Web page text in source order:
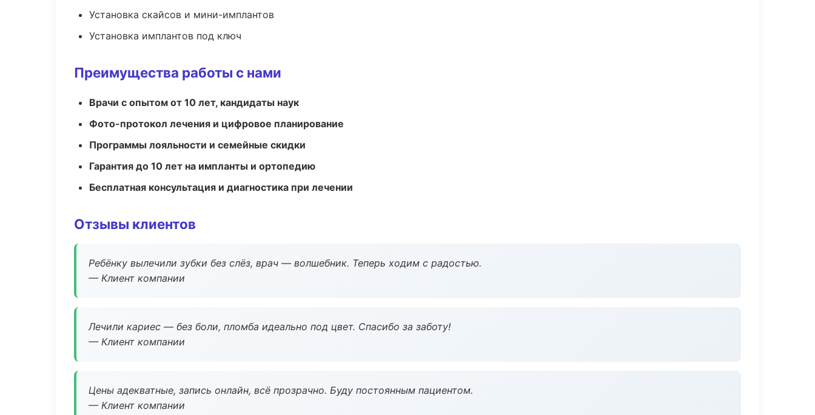
Установка скайсов и мини-имплантов
Установка имплантов под ключ
Преимущества работы с нами
Врачи с опытом от 10 лет, кандидаты наук
Фото-протокол лечения и цифровое планирование
Программы лояльности и семейные скидки
Гарантия до 10 лет на импланты и ортопедию
Бесплатная консультация и диагностика при лечении
Отзывы клиентов
Ребёнку вылечили зубки без слёз, врач — волшебник. Теперь ходим с радостью.
— Клиент компании
Лечили кариес — без боли, пломба идеально под цвет. Спасибо за заботу!
— Клиент компании
Цены адекватные, запись онлайн, всё прозрачно. Буду постоянным пациентом.
— Клиент компании